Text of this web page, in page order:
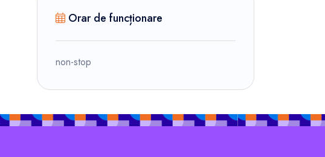
Orar de funcționare
non-stop